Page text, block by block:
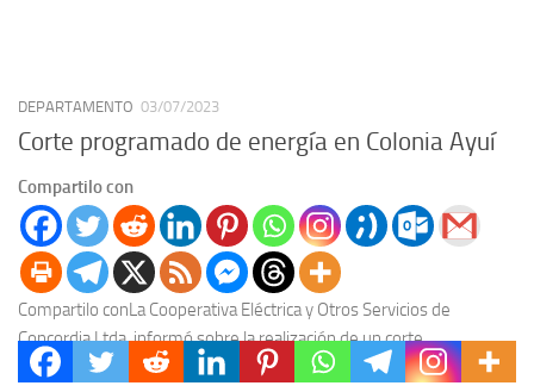
DEPARTAMENTO 03/07/2023
Corte programado de energía en Colonia Ayuí
Compartilo con
Compartilo conLa Cooperativa Eléctrica y Otros Servicios de
Concordia Ltda. informó sobre la realización de un corte
programado del suministro de energía eléctrica en Colonia...